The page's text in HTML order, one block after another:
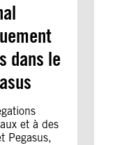
dans le
et à des
Pegasus,